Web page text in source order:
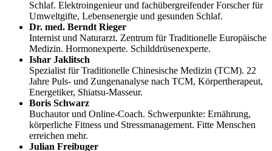
Schlaf. Elektroingenieur und fachübergreifender Forscher für
Umweltgifte, Lebensenergie und gesunden Schlaf.
Dr. med. Berndt Rieger
Internist und Naturarzt. Zentrum für Traditionelle Europäische
Medizin. Hormonexperte. Schilddrüsenexperte.
Ishar Jaklitsch
Spezialist für Traditionelle Chinesische Medizin (TCM). 22
Jahre Puls- und Zungenanalyse nach TCM, Körpertherapeut,
Energetiker, Shiatsu-Masseur.
Boris Schwarz
Buchautor und Online-Coach. Schwerpunkte: Ernährung,
körperliche Fitness und Stressmanagement. Fitte Menschen
erreichen mehr.
Julian Freibuger